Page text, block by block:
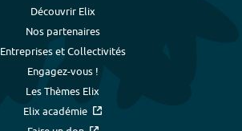
Découvrir Elix
Nos partenaires
Entreprises et Collectivités
Engagez-vous !
Les Thèmes Elix
Elix académie